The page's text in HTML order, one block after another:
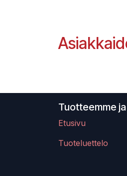
Tuotteemme
Etusivu
Tuoteluettelo